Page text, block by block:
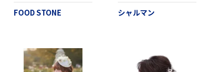
FOOD STONE シャルマン